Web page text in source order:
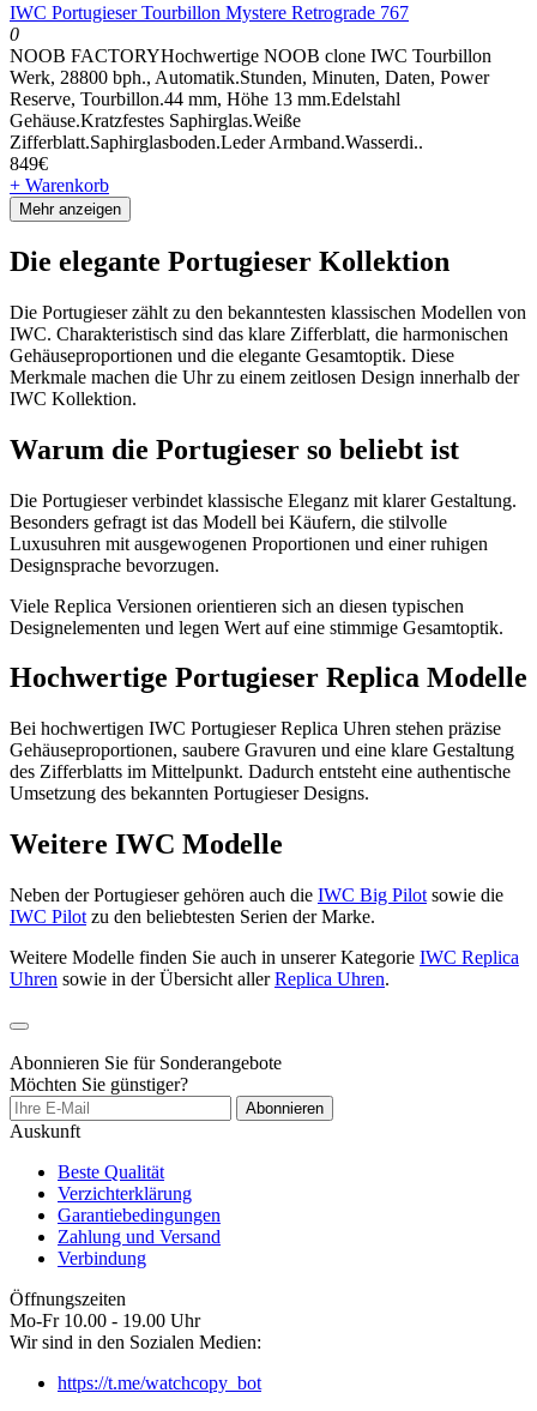
IWC Portugieser Tourbillon Mystere Retrograde 767
0
NOOB FACTORYHochwertige NOOB clone IWC Tourbillon
Werk, 28800 bph., Automatik.Stunden, Minuten, Daten, Power
Reserve, Tourbillon.44 mm, Höhe 13 mm.Edelstahl
Gehäuse.Kratzfestes Saphirglas.Weiße
Zifferblatt.Saphirglasboden.Leder Armband.Wasserdi..
849€
+ Warenkorb
Mehr anzeigen
Die elegante Portugieser Kollektion
Die Portugieser zählt zu den bekanntesten klassischen Modellen von
IWC. Charakteristisch sind das klare Zifferblatt, die harmonischen
Gehäuseproportionen und die elegante Gesamtoptik. Diese
Merkmale machen die Uhr zu einem zeitlosen Design innerhalb der
IWC Kollektion.
Warum die Portugieser so beliebt ist
Die Portugieser verbindet klassische Eleganz mit klarer Gestaltung.
Besonders gefragt ist das Modell bei Käufern, die stilvolle
Luxusuhren mit ausgewogenen Proportionen und einer ruhigen
Designsprache bevorzugen.
Viele Replica Versionen orientieren sich an diesen typischen
Designelementen und legen Wert auf eine stimmige Gesamtoptik.
Hochwertige Portugieser Replica Modelle
Bei hochwertigen IWC Portugieser Replica Uhren stehen präzise
Gehäuseproportionen, saubere Gravuren und eine klare Gestaltung
des Zifferblatts im Mittelpunkt. Dadurch entsteht eine authentische
Umsetzung des bekannten Portugieser Designs.
Weitere IWC Modelle
Neben der Portugieser gehören auch die IWC Big Pilot sowie die
IWC Pilot zu den beliebtesten Serien der Marke.
Weitere Modelle finden Sie auch in unserer Kategorie IWC Replica
Uhren sowie in der Übersicht allerReplica Uhren.
Abonnieren Sie für Sonderangebote
Möchten Sie günstiger?
Abonnieren
Auskunft
Beste Qualität
Verzichterklärung
Garantiebedingungen
Zahlung und Versand
Verbindung
Öffnungszeiten
Mo-Fr 10.00 - 19.00 Uhr
Wir sind in den Sozialen Medien:
https://t.me/watchcopy_bot